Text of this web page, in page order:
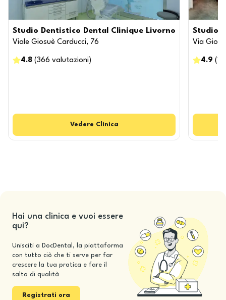
Studio Dentistico Dental Clinique Livorno
Viale Giosuè Carducci, 76
4.8 (366 valutazioni )
Vedere Clinica
Studio
Via
4.9 (
Hai una clinica e vuoi essere
qui?
Unisciti a DocDental, la piattaforma
con tutto ciò che ti serve per far
crescere la tua pratica e fare il
salto di qualità
Registrati ora